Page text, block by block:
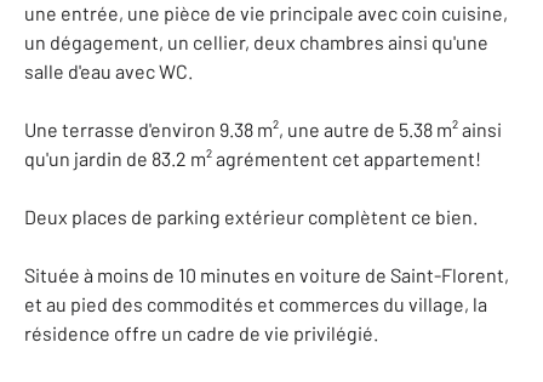
une entrée, une pièce de vie principale avec coin cuisine,
un dégagement, un cellier, deux chambres ainsi qu'une
salle d'eau avec WC.
Une terrasse d'environ 9.38 m², une autre de 5.38 m² ainsi
qu'un jardin de 83.2 m² agrémentent cet appartement!
Deux places de parking extérieur complètent ce bien.
Située à moins de 10 minutes en voiture de Saint-Florent,
et au pied des commodités et commerces du village, la
résidence offre un cadre de vie privilégié.